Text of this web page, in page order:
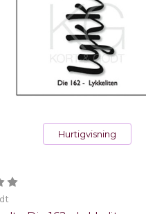
Hurtigvisning